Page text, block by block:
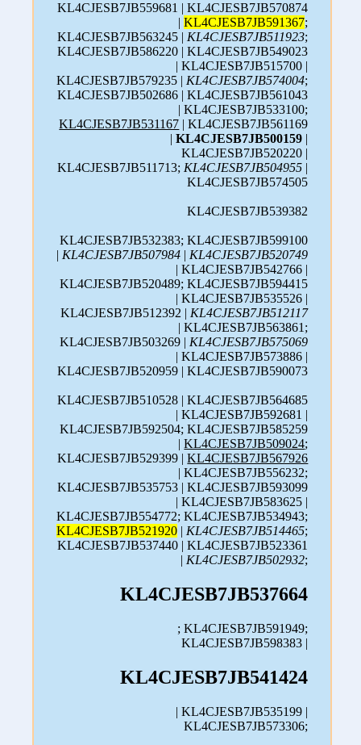
KL4CJESB7JB559681 | KL4CJESB7JB570874
|KL4CJESB7JB591367;
KL4CJESB7JB563245 | KL4CJESB7JB511923;
KL4CJESB7JB586220 | KL4CJESB7JB549023
| KL4CJESB7JB515700 |
KL4CJESB7JB579235 | KL4CJESB7JB574004;
KL4CJESB7JB502686 | KL4CJESB7JB561043
| KL4CJESB7JB533100;
KL4CJESB7JB531167 | KL4CJESB7JB561169
|KL4CJESB7JB500159 |
KL4CJESB7JB520220 |
KL4CJESB7JB511713; KL4CJESB7JB504955 |
KL4CJESB7JB574505
KL4CJESB7JB539382
KL4CJESB7JB532383; KL4CJESB7JB599100
| KL4CJESB7JB507984 | KL4CJESB7JB520749
| KL4CJESB7JB542766 |
KL4CJESB7JB520489; KL4CJESB7JB594415
| KL4CJESB7JB535526 |
KL4CJESB7JB512392 | KL4CJESB7JB512117
| KL4CJESB7JB563861;
KL4CJESB7JB503269 | KL4CJESB7JB575069
| KL4CJESB7JB573886 |
KL4CJESB7JB520959 | KL4CJESB7JB590073
KL4CJESB7JB510528 | KL4CJESB7JB564685
| KL4CJESB7JB592681 |
KL4CJESB7JB592504; KL4CJESB7JB585259
|KL4CJESB7JB509024;
KL4CJESB7JB529399 |KL4CJESB7JB567926
| KL4CJESB7JB556232;
KL4CJESB7JB535753 | KL4CJESB7JB593099
| KL4CJESB7JB583625 |
KL4CJESB7JB554772; KL4CJESB7JB534943;
KL4CJESB7JB521920 | KL4CJESB7JB514465;
KL4CJESB7JB537440 | KL4CJESB7JB523361
| KL4CJESB7JB502932;
KL4CJESB7JB537664
; KL4CJESB7JB591949;
KL4CJESB7JB598383 |
KL4CJESB7JB541424
| KL4CJESB7JB535199 |
KL4CJESB7JB573306;